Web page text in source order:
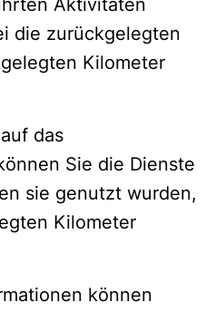
Aktivitäten
die zurückgelegten
Kilometer
das
Sie die Dienste
sie genutzt wurden,
Kilometer
können